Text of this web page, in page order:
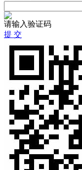
请输入验证码
提 交